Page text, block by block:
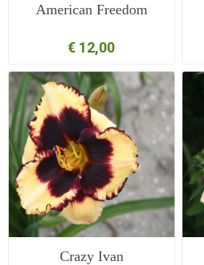
American Freedom
€ 12,00
Crazy Ivan